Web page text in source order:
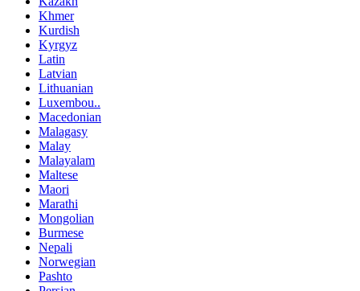
Khmer
Kurdish
Kyrgyz
Latin
Latvian
Lithuanian
Luxembou..
Macedonian
Malagasy
Malay
Malayalam
Maltese
Maori
Marathi
Mongolian
Burmese
Nepali
Norwegian
Pashto